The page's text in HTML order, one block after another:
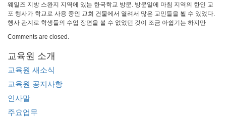
웨일즈 지방 스완지 지역에 있는 한국학교 방문. 방문일에 마침 지역의 한인 교
포 행사가 학교로 사용 중인 교회 건물에서 열려서 많은 교민들을 뵐 수 있었다.
행사 관계로 학생들의 수업 장면을 볼 수 없었던 것이 조금 아쉽기는 하지만
Comments are closed.
교육원 소개
교육원 새소식
교육원 공지사항
인사말
주요업무